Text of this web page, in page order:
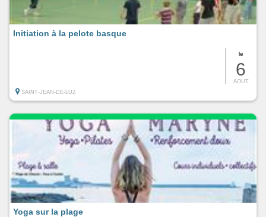
le
6
AOUT
Initiation à la pelote basque
SAINT-JEAN-DE-LUZ
Yoga sur la plage